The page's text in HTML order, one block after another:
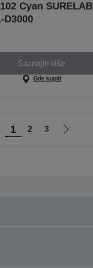
Cyan SURELAB
D3000
Saznajte više
Gde kupiti
1 2 3
Idi